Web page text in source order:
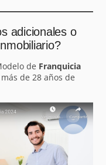
adicionales o
de Franquicia
de 28 años de